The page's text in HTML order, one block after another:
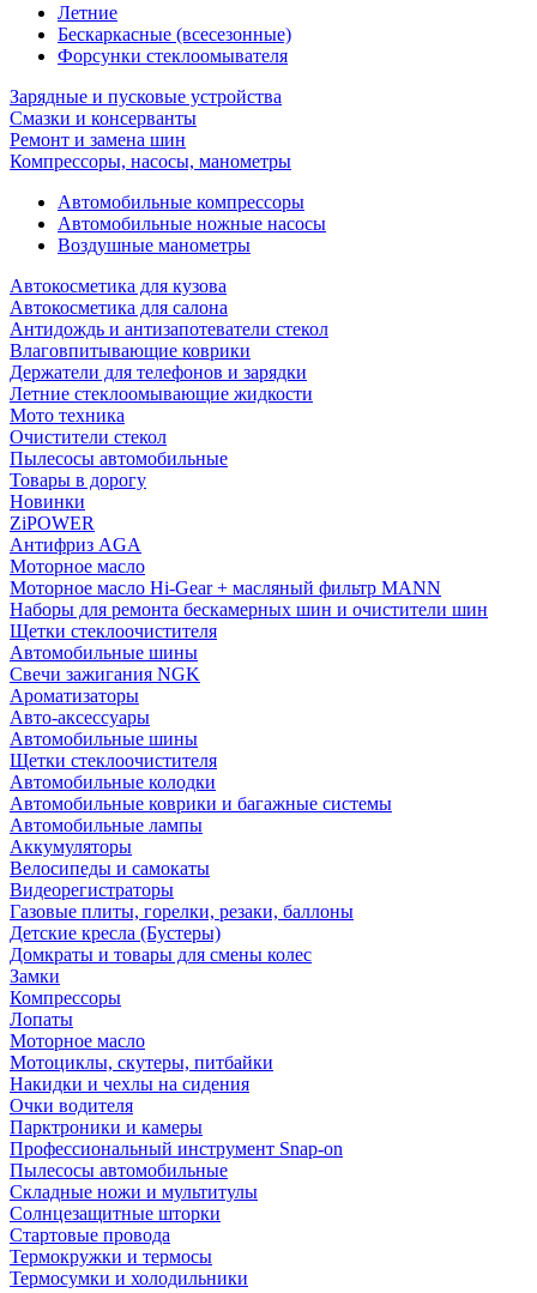
Летние
Бескаркасные (всесезонные)
Форсунки стеклоомывателя
Зарядные и пусковые устройства
Смазки и консерванты
Ремонт и замена шин
Компрессоры, насосы, манометры
Автомобильные компрессоры
Автомобильные ножные насосы
Воздушные манометры
Автокосметика для кузова
Автокосметика для салона
Антидождь и антизапотеватели стекол
Влаговпитывающие коврики
Держатели для телефонов и зарядки
Летние стеклоомывающие жидкости
Мото техника
Очистители стекол
Пылесосы автомобильные
Товары в дорогу
Новинки
ZiPOWER
Антифриз AGA
Моторное масло
Моторное масло Hi-Gear + масляный фильтр MANN
Наборы для ремонта бескамерных шин и очистители шин
Щетки стеклоочистителя
Автомобильные шины
Свечи зажигания NGK
Ароматизаторы
Авто-аксессуары
Автомобильные шины
Щетки стеклоочистителя
Автомобильные колодки
Автомобильные коврики и багажные системы
Автомобильные лампы
Аккумуляторы
Велосипеды и самокаты
Видеорегистраторы
Газовые плиты, горелки, резаки, баллоны
Детские кресла (Бустеры)
Домкраты и товары для смены колес
Замки
Компрессоры
Лопаты
Моторное масло
Мотоциклы, скутеры, питбайки
Накидки и чехлы на сидения
Очки водителя
Парктроники и камеры
Профессиональный инструмент Snap-on
Пылесосы автомобильные
Складные ножи и мультитулы
Солнцезащитные шторки
Стартовые провода
Термокружки и термосы
Термосумки и холодильники